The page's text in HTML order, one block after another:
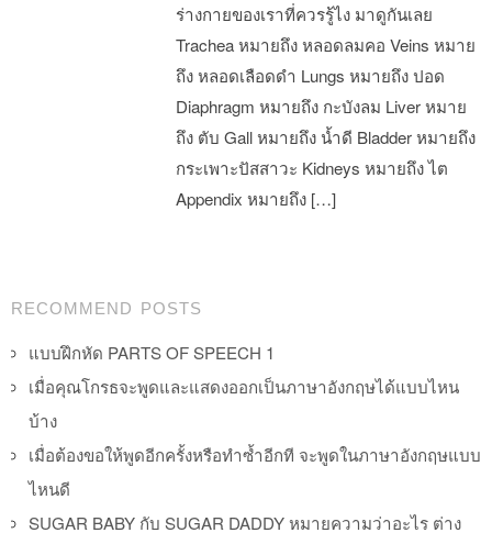
ร่างกายของเราที่ควรรู้ไง มาดูกันเลย
Trachea หมายถึง หลอดลมคอ Veins หมาย
ถึง หลอดเลือดดำ Lungs หมายถึง ปอด
Diaphragm หมายถึง กะบังลม Liver หมาย
ถึง ตับ Gall หมายถึง น้ำดี Bladder หมายถึง
กระเพาะปัสสาวะ Kidneys หมายถึง ไต
Appendix หมายถึง […]
Post navigation
RECOMMEND POSTS
แบบฝึกหัด PARTS OF SPEECH 1
เมื่อคุณโกรธจะพูดและแสดงออกเป็นภาษาอังกฤษได้แบบไหน
บ้าง
เมื่อต้องขอให้พูดอีกครั้งหรือทำซ้ำอีกที จะพูดในภาษาอังกฤษแบบ
ไหนดี
SUGAR BABY กับ SUGAR DADDY หมายความว่าอะไร ต่าง